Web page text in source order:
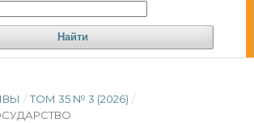
Найти
/ ТОМ 35 № 3 (2026) /